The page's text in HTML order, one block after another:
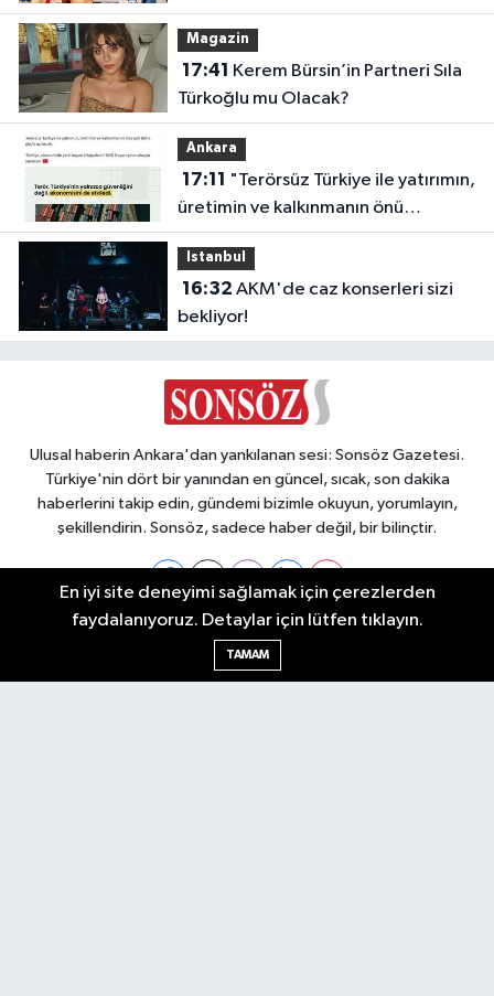
Magazin
17:41
Türkoğlu mu Olacak?
Ankara
17:11
üretimin ve kalkınmanın önü
açılacak"
Istanbul
16:32
bekliyor!
Ulusal haberin Ankara'dan yankılanan sesi: Sonsöz Gazetesi.
Türkiye'nin dört bir yanından en güncel, sıcak, son dakika
haberlerini takip edin, gündemi bizimle okuyun, yorumlayın,
şekillendirin. Sonsöz, sadece haber değil, bir bilinçtir.
Ankara Nöbetçi Eczaneler
En iyi site deneyimi sağlamak için çerezlerden
faydalanıyoruz. Detaylar için lütfen tıklayın.
TAMAM